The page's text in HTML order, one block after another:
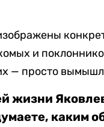
и
— просто
жизни
каким